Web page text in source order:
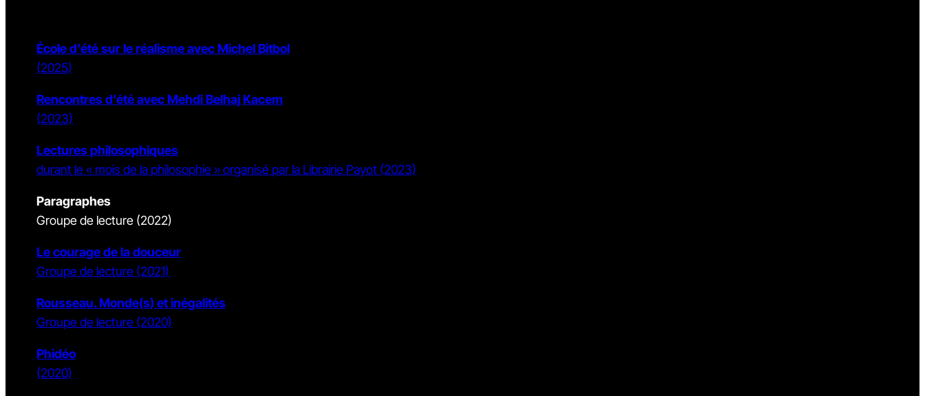
École d’été sur le réalisme avec Michel Bitbol
(2025)
Rencontres d’été avec Mehdi Belhaj Kacem
(2023)
Lectures philosophiques
durant le « mois de la philosophie » organisé par la Librairie Payot (2023)
Paragraphes
Groupe de lecture (2022)
Le courage de la douceur
Groupe de lecture (2021)
Rousseau. Monde(s) et inégalités
Groupe de lecture (2020)
Phidéo
(2020)